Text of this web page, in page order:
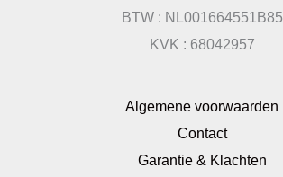
BTW : NL001664551B85
KVK : 68042957
Algemene voorwaarden
Contact
Garantie & Klachten